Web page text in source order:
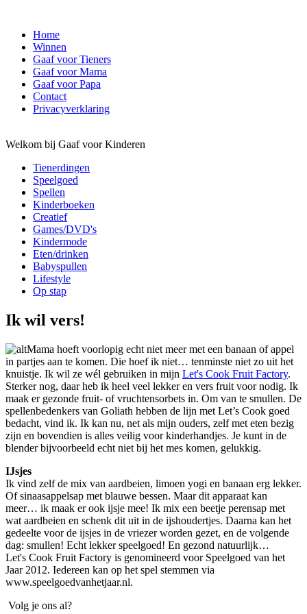
Home
Winnen
Gaaf voor Tieners
Gaaf voor Mama
Gaaf voor Papa
Contact
Privacyverklaring
Welkom bij Gaaf voor Kinderen
Tienerdingen
Speelgoed
Spellen
Kinderboeken
Creatief
Games/DVD's
Kindermode
Eten/drinken
Babyspullen
Lifestyle
Op stap
Ik wil vers!
Mama hoeft voorlopig echt niet meer met een banaan of appel
in partjes aan te komen. Die hoef ik niet… tenminste niet zo uit het
knuistje. Ik wil ze wél gebruiken in mijn Let's Cook Fruit Factory.
Sterker nog, daar heb ik heel veel lekker en vers fruit voor nodig. Ik
maak er gezonde fruit- of vruchtensorbets in. Om van te smullen. De
spellenbedenkers van Goliath hebben de lijn met Let’s Cook goed
bedacht, vind ik. Ik kan nu, net als mijn ouders, zelf met eten bezig
zijn en bovendien is alles veilig voor kinderhandjes. Je kunt in de
blender bijvoorbeeld echt niet bij het mes komen, gelukkig.
IJsjes
Ik vind zelf de mix van aardbeien, limoen yogi en banaan erg lekker.
Of sinaasappelsap met blauwe bessen. Maar dit apparaat kan
meer… ik maak er ook ijsje mee! Ik mix een beetje perensap met
wat aardbeien en schenk dit uit in de ijshoudertjes. Daarna kan het
gedeelte voor de ijsjes in de vriezer worden gezet, en de volgende
dag: smullen! Echt lekker speelgoed! En gezond natuurlijk…
Let's Cook Fruit Factory is genomineerd voor Speelgoed van het
Jaar 2012. Iedereen kan op het spel stemmen via
www.speelgoedvanhetjaar.nl.
Volg je ons al?